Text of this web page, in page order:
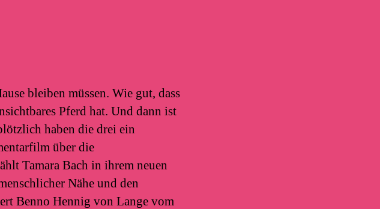
bleiben müssen. Wie gut, dass
Pferd hat. Und dann ist
haben die drei ein
über die
Tamara Bach in ihrem neuen
Nähe und den
Benno Hennig von Lange vom